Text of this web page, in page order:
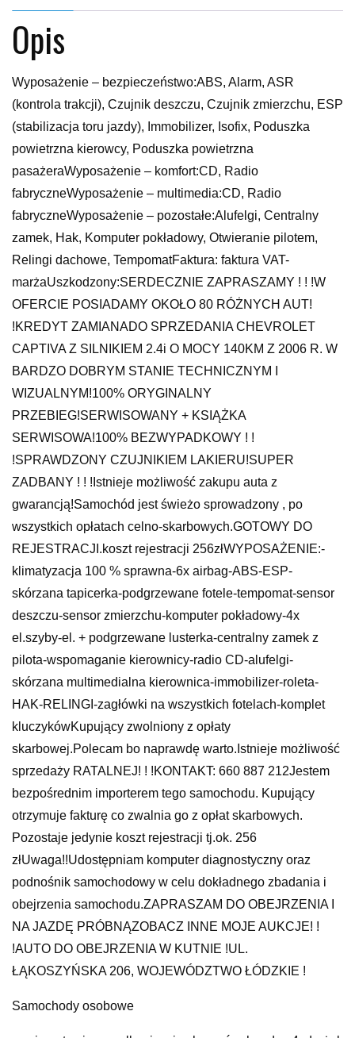
Opis
Wyposażenie – bezpieczeństwo:ABS, Alarm, ASR
(kontrola trakcji), Czujnik deszczu, Czujnik zmierzchu, ESP
(stabilizacja toru jazdy), Immobilizer, Isofix, Poduszka
powietrzna kierowcy, Poduszka powietrzna
pasażeraWyposażenie – komfort:CD, Radio
fabryczneWyposażenie – multimedia:CD, Radio
fabryczneWyposażenie – pozostałe:Alufelgi, Centralny
zamek, Hak, Komputer pokładowy, Otwieranie pilotem,
Relingi dachowe, TempomatFaktura: faktura VAT-
marżaUszkodzony:SERDECZNIE ZAPRASZAMY ! ! !W
OFERCIE POSIADAMY OKOŁO 80 RÓŻNYCH AUT!
!KREDYT ZAMIANADO SPRZEDANIA CHEVROLET
CAPTIVA Z SILNIKIEM 2.4i O MOCY 140KM Z 2006 R. W
BARDZO DOBRYM STANIE TECHNICZNYM I
WIZUALNYM!100% ORYGINALNY
PRZEBIEG!SERWISOWANY + KSIĄŻKA
SERWISOWA!100% BEZWYPADKOWY ! !
!SPRAWDZONY CZUJNIKIEM LAKIERU!SUPER
ZADBANY ! ! !Istnieje możliwość zakupu auta z
gwarancją!Samochód jest świeżo sprowadzony , po
wszystkich opłatach celno-skarbowych.GOTOWY DO
REJESTRACJI.koszt rejestracji 256złWYPOSAŻENIE:-
klimatyzacja 100 % sprawna-6x airbag-ABS-ESP-
skórzana tapicerka-podgrzewane fotele-tempomat-sensor
deszczu-sensor zmierzchu-komputer pokładowy-4x
el.szyby-el. + podgrzewane lusterka-centralny zamek z
pilota-wspomaganie kierownicy-radio CD-alufelgi-
skórzana multimedialna kierownica-immobilizer-roleta-
HAK-RELINGI-zagłówki na wszystkich fotelach-komplet
kluczykówKupujący zwolniony z opłaty
skarbowej.Polecam bo naprawdę warto.Istnieje możliwość
sprzedaży RATALNEJ! ! !KONTAKT: 660 887 212Jestem
bezpośrednim importerem tego samochodu. Kupujący
otrzymuje fakturę co zwalnia go z opłat skarbowych.
Pozostaje jedynie koszt rejestracji tj.ok. 256
złUwaga!!Udostępniam komputer diagnostyczny oraz
podnośnik samochodowy w celu dokładnego zbadania i
obejrzenia samochodu.ZAPRASZAM DO OBEJRZENIA I
NA JAZDĘ PRÓBNĄZOBACZ INNE MOJE AUKCJE! !
!AUTO DO OBEJRZENIA W KUTNIE !UL.
ŁĄKOSZYŃSKA 206, WOJEWÓDZTWO ŁÓDZKIE !
Samochody osobowe